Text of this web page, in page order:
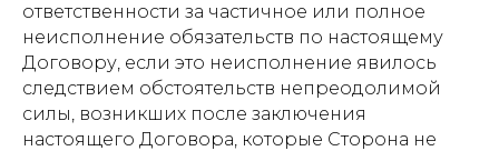
ответственности за частичное или полное
неисполнение обязательств по настоящему
Договору, если это неисполнение явилось
следствием обстоятельств непреодолимой
силы, возникших после заключения
настоящего Договора, которые Сторона не